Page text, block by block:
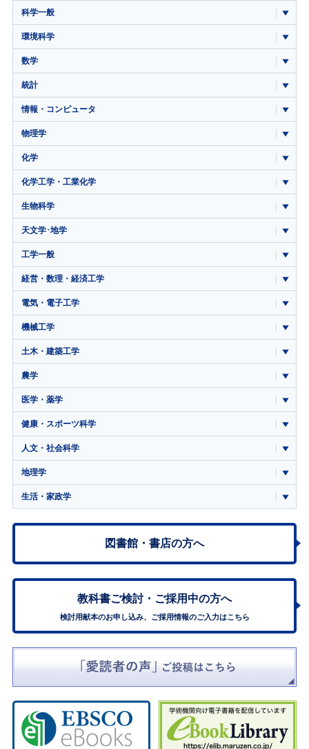
科学一般
環境科学
数学
統計
情報・コンピュータ
物理学
化学
化学工学・工業化学
生物科学
天文学･地学
工学一般
経営・数理・経済工学
電気・電子工学
機械工学
土木・建築工学
農学
医学・薬学
健康・スポーツ科学
人文・社会科学
地理学
生活・家政学
図書館・書店の方へ
教科書ご検討・ ご採用中の方へ
検討用献本のお申し込み、ご採用情報のご入力はこちら